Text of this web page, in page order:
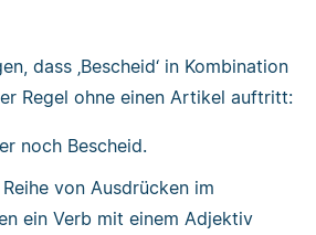
dass ‚Bescheid‘ in Kombination
Regel ohne einen Artikel auftritt:
noch Bescheid.
von Ausdrücken im
ein Verb mit einem Adjektiv